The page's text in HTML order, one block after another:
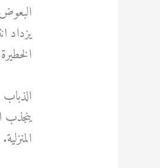
يزداد
الذباب
ينجذب
المنزلية.